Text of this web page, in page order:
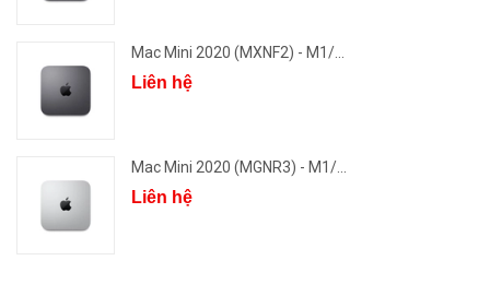
Mac Mini 2020 (MXNF2) - M1/...
Liên hệ
Mac Mini 2020 (MGNR3) - M1/...
Liên hệ